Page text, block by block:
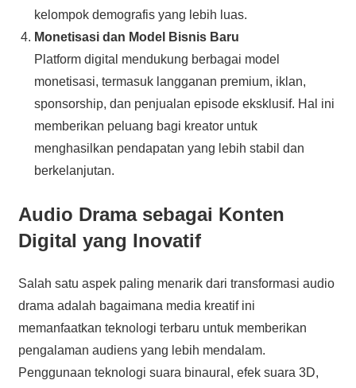
kelompok demografis yang lebih luas.
Monetisasi dan Model Bisnis Baru
Platform digital mendukung berbagai model
monetisasi, termasuk langganan premium, iklan,
sponsorship, dan penjualan episode eksklusif. Hal ini
memberikan peluang bagi kreator untuk
menghasilkan pendapatan yang lebih stabil dan
berkelanjutan.
Audio Drama sebagai Konten
Digital yang Inovatif
Salah satu aspek paling menarik dari transformasi audio
drama adalah bagaimana media kreatif ini
memanfaatkan teknologi terbaru untuk memberikan
pengalaman audiens yang lebih mendalam.
Penggunaan teknologi suara binaural, efek suara 3D,